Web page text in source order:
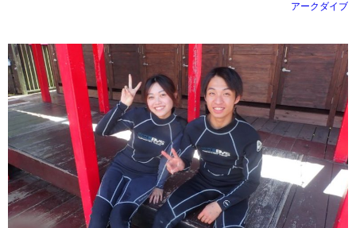
アークダイブ